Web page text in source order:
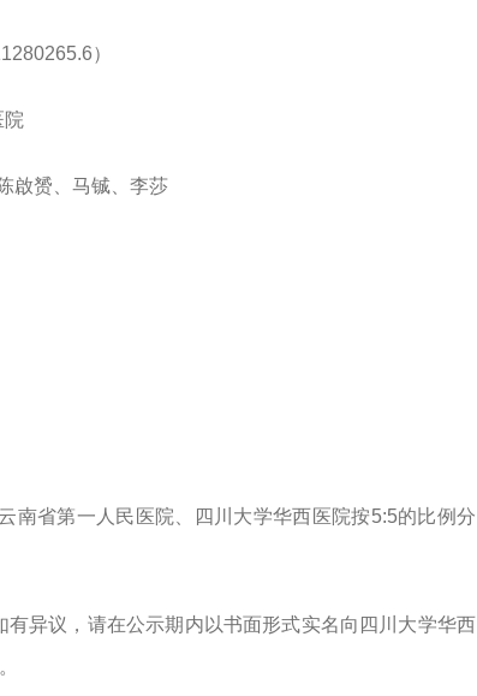
）
院
啟赟、马铖、李莎
南省第一人民医院、四川大学华西医院按5:5的比例分
有异议，请在公示期内以书面形式实名向四川大学华西